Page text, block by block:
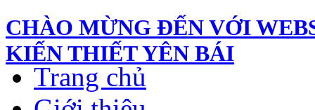
CHÀO MỪNG ĐẾN VỚI
KIẾN THIẾT YÊN BÁI
Trang chủ